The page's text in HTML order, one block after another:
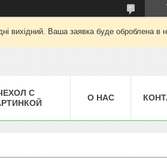
вихідний. Ваша заявка буде оброблена
С
О НАС